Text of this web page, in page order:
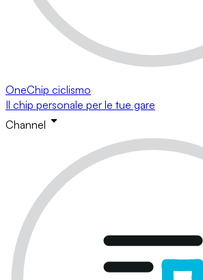
OneChip ciclismo
Il chip personale per le tue gare
Channel